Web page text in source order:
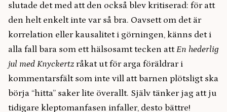
slutade det med att den också blev kritiserad: för att
den helt enkelt inte var så bra. Oavsett om det är
korrelation eller kausalitet i görningen, känns det i
alla fall bara som ett hälsosamt tecken attEn hederlig
jul med Knyckertz råkat ut för arga föräldrar i
kommentarsfält som inte vill att barnen plötsligt ska
börja “hitta” saker lite överallt. Själv tänker jag att ju
tidigare kleptomanfasen infaller, desto bättre!